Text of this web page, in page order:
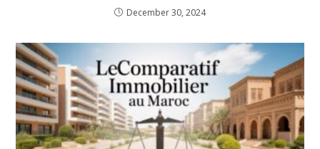
December 30, 2024